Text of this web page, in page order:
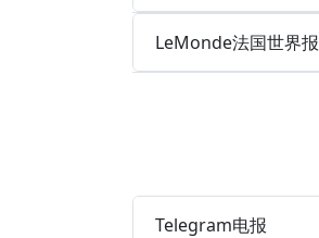
LeMonde法国世界报
Telegram电报